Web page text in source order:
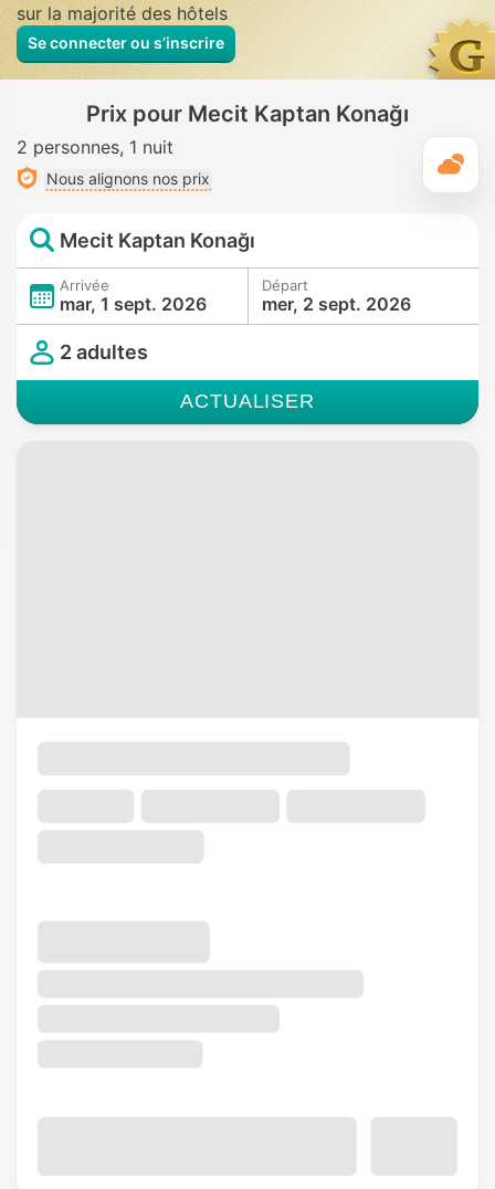
sur la majorité des hôtels
Se connecter ou s’inscrire
Prix pour Mecit Kaptan Konağı
2 personnes 1 nuit
Nous alignons nos prix
Mecit Kaptan Konağı
Arrivée
mar, 1 sept. 2026
Départ
mer, 2 sept. 2026
2 adultes
ACTUALISER